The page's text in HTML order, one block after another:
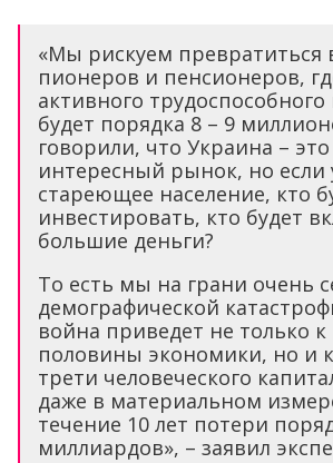
«Мы рискуем превратиться
пионеров и пенсионеров,
активного трудоспособного
будет порядка 8 – 9
говорили, что Украина –
интересный рынок, но если
стареющее население, кто
инвестировать, кто будет
большие деньги?
То есть мы на грани очень
демографической
война приведет не только к
половины экономики, но и
трети человеческого
даже в материальном
течение 10 лет потери
миллиардов», – заявил